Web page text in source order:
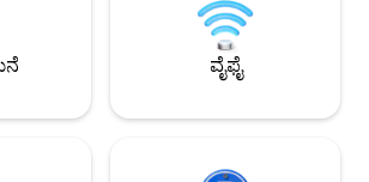
ಪ್ರಯಾಣಿಕರಿಗೆ
ಪಾಲ್ಗೊಳ್ಳಿ!
ಬ್ಯೂನಸ್
ವೈಫೈ